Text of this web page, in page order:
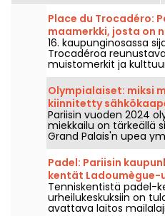
Place du Trocadéro:
maamerkki, josta on
tornille.
16. kaupunginosassa
Trocadéroa
muistomerkit ja
puoleensa sekä
pariisilaisia
Eiffel-tornille ansiosta.
Olympialaiset: miksi
kiinnitetty
Pariisin vuoden 2024
miekkailu on tärkeällä
Grand Palais'n upea
ihmettelet, miksi
sähkökaapeleilla,
voimme selittää sen
Padel: Pariisin
kentät Ladoumègue-
(19.
Tenniskentistä padel-
urheilukeskuksiin on
avattava laitos